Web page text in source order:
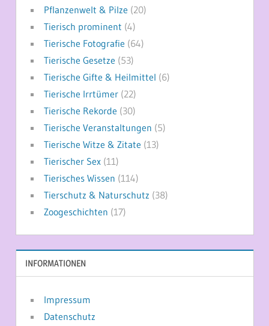
Pflanzenwelt & Pilze (20)
Tierisch prominent (4)
Tierische Fotografie (64)
Tierische Gesetze (53)
Tierische Gifte & Heilmittel (6)
Tierische Irrtümer(22)
Tierische Rekorde (30)
Tierische Veranstaltungen (5)
Tierische Witze & Zitate (13)
Tierischer Sex(11)
Tierisches Wissen (114)
Tierschutz & Naturschutz (38)
Zoogeschichten (17)
INFORMATIONEN
Impressum
Datenschutz